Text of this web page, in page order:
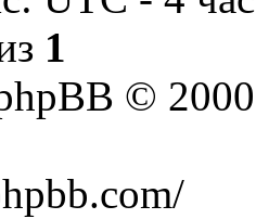
1
©